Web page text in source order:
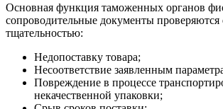
Основная функция таможенных органов
сопроводительные документы проверяются
тщательностью:
Недопоставку товара;
Несоответствие заявленным
Повреждение в процессе
некачественной упаковки;